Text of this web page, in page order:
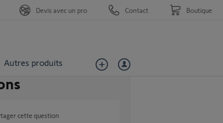
Autres produits
Devis avec un pro Contact Boutique
cette question